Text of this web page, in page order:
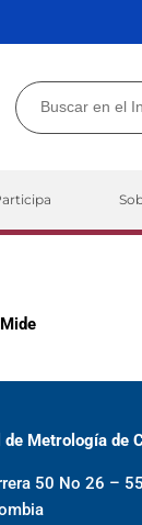
Buscar:
Metrología de
50 No 26 –